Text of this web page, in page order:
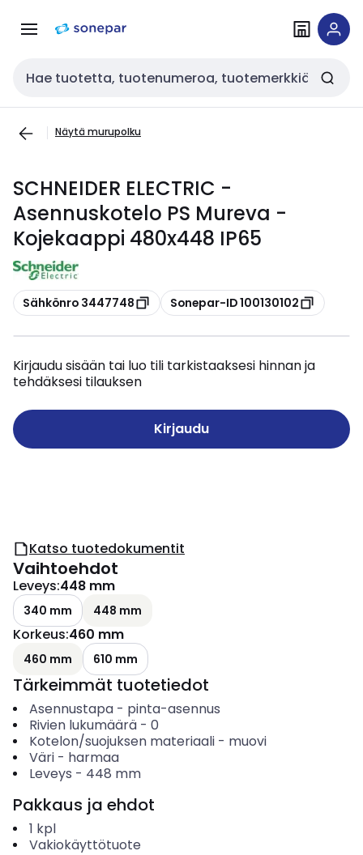
navigointiinsisältöön
Haku
Näytä murupolku
SCHNEIDER ELECTRIC -
Asennuskotelo PS Mureva -
Kojekaappi 480x448 IP65
Kopioi
Sähkönro 3447748 Kopioi
Sonepar-ID 100130102
Kirjaudu sisään tai luo tili tarkistaaksesi hinnan ja
tehdäksesi tilauksen
Kirjaudu
Katso tuotedokumentit
Vaihtoehdot
Leveys:448 mm
340 mm 448 mm
Korkeus:460 mm
460 mm 610 mm
Tärkeimmät tuotetiedot
Asennustapa- pinta-asennus
Rivien lukumäärä- 0
Kotelon/suojuksen materiaali- muovi
Väri- harmaa
Leveys - 448 mm
Pakkaus ja ehdot
1 kpl
Vakiokäyttötuote